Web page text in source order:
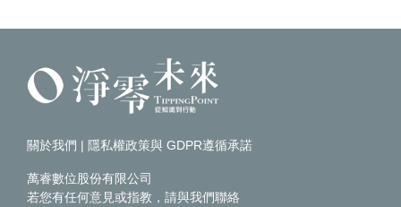
關於我們 | 隱私權政策與 GDPR遵循承諾
萬睿數位股份有限公司
若您有任何意見或指教，請與我們聯絡